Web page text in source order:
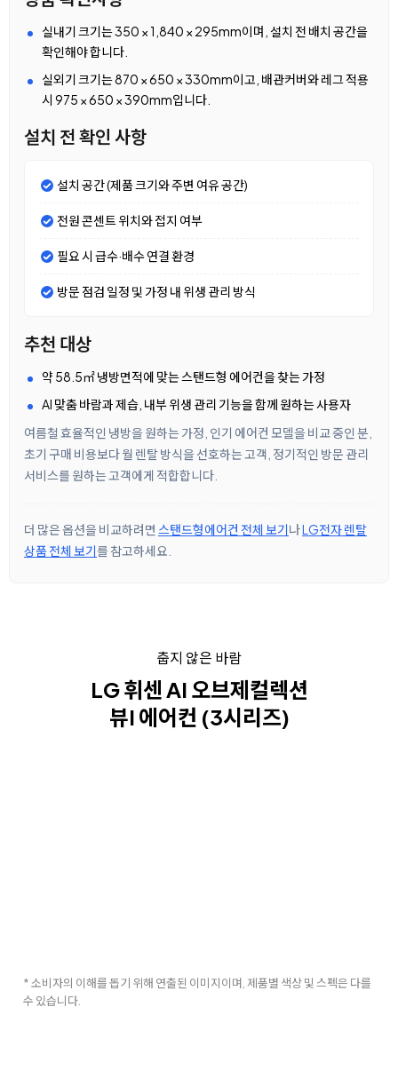
실내기 크기는 350 × 1,840 × 295mm이며, 설치 전 배치 공간을
확인해야 합니다.
실외기 크기는 870 × 650 × 330mm이고, 배관커버와 레그 적용
시 975 × 650 × 390mm입니다.
설치 전 확인 사항
설치 공간 (제품 크기와 주변 여유 공간)
전원 콘센트 위치와 접지 여부
필요 시 급수·배수 연결 환경
방문 점검 일정 및 가정 내 위생 관리 방식
추천 대상
약 58.5㎡ 냉방면적에 맞는 스탠드형 에어컨을 찾는 가정
AI 맞춤 바람과 제습, 내부 위생 관리 기능을 함께 원하는 사용자
여름철 효율적인 냉방을 원하는 가정, 인기 에어컨 모델을 비교 중인 분,
초기 구매 비용보다 월 렌탈 방식을 선호하는 고객, 정기적인 방문 관리
서비스를 원하는 고객에게 적합합니다.
더 많은 옵션을 비교하려면 스탠드형에어컨 전체 보기나LG전자 렌탈
상품 전체 보기를 참고하세요.
춥지 않은 바람
LG 휘센 AI 오브제컬렉션
뷰I 에어컨 (3시리즈)
* 소비자의 이해를 돕기 위해 연출된 이미지이며, 제품별 색상 및 스펙은 다를
수 있습니다.